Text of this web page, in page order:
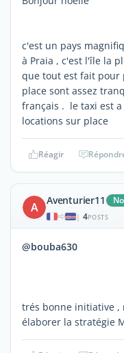
c'est un pays
à Praia , c'est l'île la
que tout est fait pour
place sont assez
français . le taxi est
locations sur place
Réagir
A Aventurier11
| 4POSTS
@bouba630
trés bonne initiative ,
élaborer la stratégie